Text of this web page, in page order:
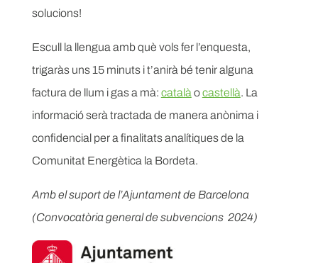
solucions!
Escull la llengua amb què vols fer l’enquesta,
trigaràs uns 15 minuts i t’anirà bé tenir alguna
factura de llum i gas a mà: catalàocastellà. La
informació serà tractada de manera anònima i
confidencial per a finalitats analítiques de la
Comunitat Energètica la Bordeta.
Amb el suport de l’Ajuntament de Barcelona
(Convocatòria general de subvencions 2024)